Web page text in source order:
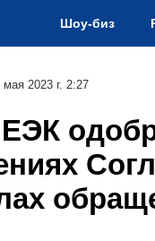
Шоу-биз
мая 2023 г. 2:27